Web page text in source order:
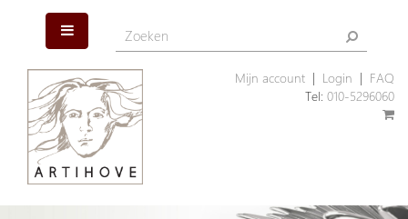
Mijn account| Login
FAQ
Tel: 010-5296060